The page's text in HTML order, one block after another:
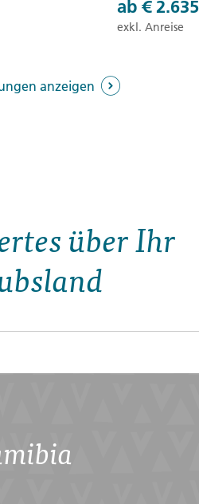
ab € 2.635
exkl. Anreise
anzeigen
über Ihr